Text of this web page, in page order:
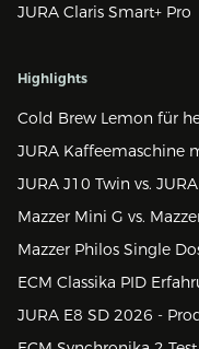
JURA Claris Smart+ Pro
Highlights
Cold Brew Lemon für
JURA Kaffeemaschine
JURA J10 Twin vs.
Mazzer Mini G vs.
Mazzer Philos Single
ECM Classika PID
JURA E8 SD 2026 -